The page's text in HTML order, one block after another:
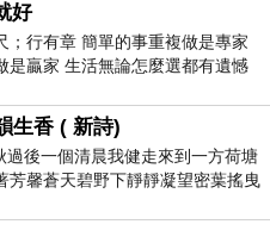
識的觀眾
是
行囊
好
；行有章 簡單的事重複做是專家
是贏家 生活無論怎麼選都有遺憾
活不會辜負認真
生香 ( 新詩)
過後一個清晨我健走來到一方荷塘
芳馨蒼天碧野下靜靜凝望密葉搖曳
嘓水波裡搖曳